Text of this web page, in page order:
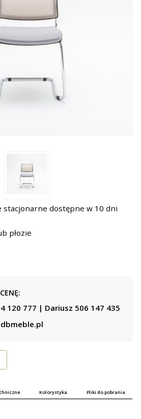
stacjonarne dostępne w 10 dni
płozie
120 777 | Dariusz 506 147 435
Kolorystyka Pliki do pobrania